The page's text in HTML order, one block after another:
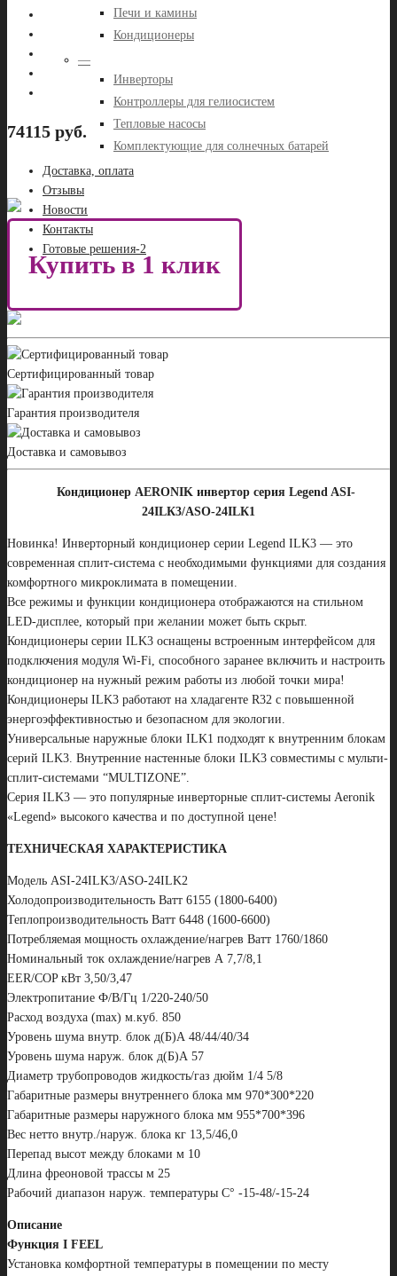
Печи и камины
Кондиционеры
—
Инверторы
Контроллеры для гелиосистем
Тепловые насосы
Комплектующие для солнечных батарей
Доставка, оплата
Отзывы
Новости
Контакты
Готовые решения-2
74115 руб.
Купить в 1 клик
Сертифицированный товар
Гарантия производителя
Доставка и самовывоз
Кондиционер AERONIK инвертор серия Legend ASI-
24ILК3/ASO-24ILК1
Новинка! Инверторный кондиционер серии Legend ILK3 — это
современная сплит-система с необходимыми функциями для создания
комфортного микроклимата в помещении.
Все режимы и функции кондиционера отображаются на стильном
LED-дисплее, который при желании может быть скрыт.
Кондиционеры серии ILK3 оснащены встроенным интерфейсом для
подключения модуля Wi-Fi, способного заранее включить и настроить
кондиционер на нужный режим работы из любой точки мира!
Кондиционеры ILK3 работают на хладагенте R32 с повышенной
энергоэффективностью и безопасном для экологии.
Универсальные наружные блоки ILK1 подходят к внутренним блокам
серий ILK3. Внутренние настенные блоки ILK3 cовместимы с мульти-
сплит-системами “MULTIZONE”.
Серия ILK3 — это популярные инверторные сплит-системы Aeronik
«Legend» высокого качества и по доступной цене!
ТЕХНИЧЕСКАЯ ХАРАКТЕРИСТИКА
Модель ASI-24ILK3/ASO-24ILK2
Холодопроизводительность Ватт 6155 (1800-6400)
Теплопроизводительность Ватт 6448 (1600-6600)
Потребляемая мощность охлаждение/нагрев Ватт 1760/1860
Номинальный ток охлаждение/нагрев А 7,7/8,1
EER/COP кВт 3,50/3,47
Электропитание Ф/В/Гц 1/220-240/50
Расход воздуха (max) м.куб. 850
Уровень шума внутр. блок д(Б)А 48/44/40/34
Уровень шума наруж. блок д(Б)А 57
Диаметр трубопроводов жидкость/газ дюйм 1/4 5/8
Габаритные размеры внутреннего блока мм 970*300*220
Габаритные размеры наружного блока мм 955*700*396
Вес нетто внутр./наруж. блока кг 13,5/46,0
Перепад высот между блоками м 10
Длина фреоновой трассы м 25
Рабочий диапазон наруж. температуры С° -15-48/-15-24
Описание
Функция I FEEL
Установка комфортной температуры в помещении по месту